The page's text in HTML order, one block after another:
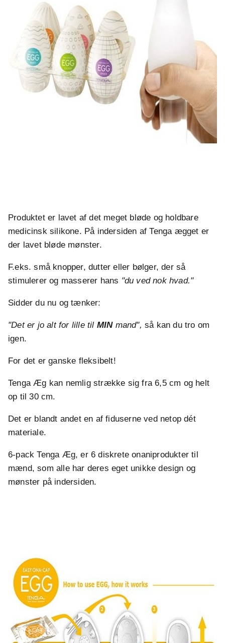
Produktet er lavet af det meget bløde og holdbare
medicinsk silikone. På indersiden af Tenga ægget er
der lavet bløde mønster.
F.eks. små knopper, dutter eller bølger, der så
stimulerer og masserer hans "du ved nok hvad."
Sidder du nu og tænker:
"Det er jo alt for lille til MINmand", så kan du tro om
igen.
For det er ganske fleksibelt!
Tenga Æg kan nemlig strække sig fra 6,5 cm og helt
op til 30 cm.
Det er blandt andet en af fiduserne ved netop dét
materiale.
6-pack Tenga Æg, er 6 diskrete onaniprodukter til
mænd, som alle har deres eget unikke design og
mønster på indersiden.